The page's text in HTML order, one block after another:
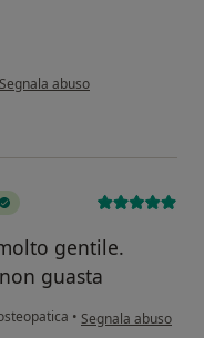
secondo l'opinione dell'utente
Segnala abuso
gentile.
guasta
• secondo l'opinione
Segnala abuso